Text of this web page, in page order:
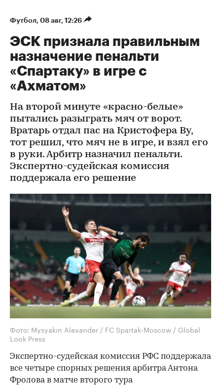
Футбол⁠, 08 авг, 12:26
ЭСК признала правильным
назначение пенальти
«Спартаку» в игре с
«Ахматом»
На второй минуте «красно-белые»
пытались разыграть мяч от ворот.
Вратарь отдал пас на Кристофера Ву,
тот решил, что мяч не в игре, и взял его
в руки. Арбитр назначил пенальти.
Экспертно-судейская комиссия
поддержала его решение
Фото: Mysyakin Alexander / FC Spartak-Moscow / Global
Look Press
Экспертно-судейская комиссия РФС поддержала
все четыре спорных решения арбитра Антона
Фролова в матче второго тура